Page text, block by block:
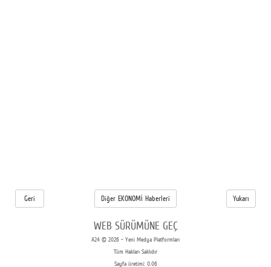
Geri Diğer EKONOMİ Haberleri Yukarı
WEB SÜRÜMÜNE GEÇ
A24 © 2026 - Yeni Medya Platformları
Tüm Hakları Saklıdır
Sayfa üretimi: 0.06